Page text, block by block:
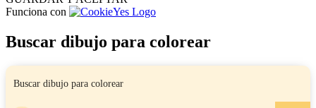
Funciona con
Buscar dibujo para colorear